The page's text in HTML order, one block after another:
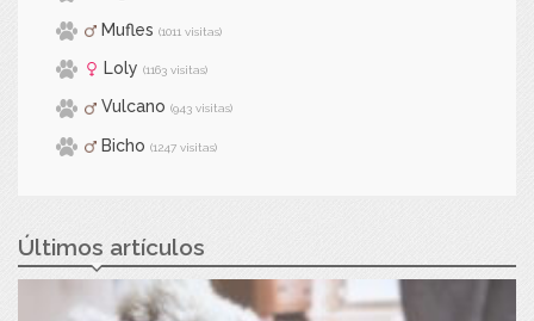
Mufles (1011 visitas)
Loly (1163 visitas)
Vulcano (943 visitas)
Bicho (1247 visitas)
Últimos artículos